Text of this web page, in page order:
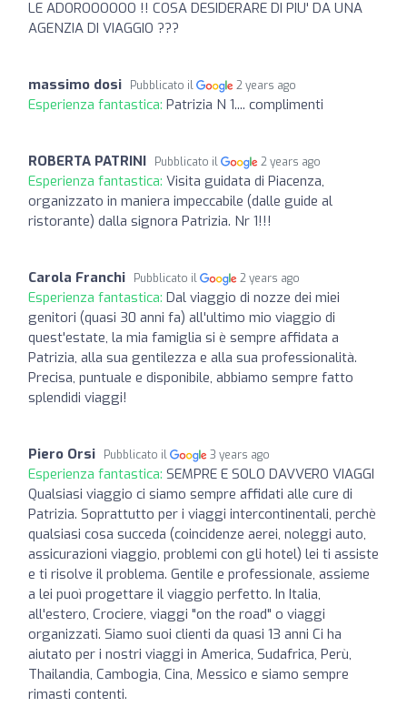
LE ADOROOOOOO !! COSA DESIDERARE DI PIU' DA UNA
AGENZIA DI VIAGGIO ???
massimo dosi Pubblicato il 2 years ago
Esperienza fantastica: Patrizia N 1.... complimenti
ROBERTA PATRINI Pubblicato il 2 years ago
Esperienza fantastica: Visita guidata di Piacenza,
organizzato in maniera impeccabile (dalle guide al
ristorante) dalla signora Patrizia. Nr 1!!!
Carola Franchi Pubblicato il 2 years ago
Esperienza fantastica: Dal viaggio di nozze dei miei
genitori (quasi 30 anni fa) all'ultimo mio viaggio di
quest'estate, la mia famiglia si è sempre affidata a
Patrizia, alla sua gentilezza e alla sua professionalità.
Precisa, puntuale e disponibile, abbiamo sempre fatto
splendidi viaggi!
Piero Orsi Pubblicato il 3 years ago
Esperienza fantastica: SEMPRE E SOLO DAVVERO VIAGGI
Qualsiasi viaggio ci siamo sempre affidati alle cure di
Patrizia. Soprattutto per i viaggi intercontinentali, perchè
qualsiasi cosa succeda (coincidenze aerei, noleggi auto,
assicurazioni viaggio, problemi con gli hotel) lei ti assiste
e ti risolve il problema. Gentile e professionale, assieme
a lei puoì progettare il viaggio perfetto. In Italia,
all'estero, Crociere, viaggi "on the road" o viaggi
organizzati. Siamo suoi clienti da quasi 13 anni Ci ha
aiutato per i nostri viaggi in America, Sudafrica, Perù,
Thailandia, Cambogia, Cina, Messico e siamo sempre
rimasti contenti.